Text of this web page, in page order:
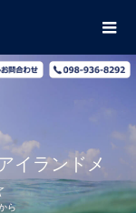
ランドメ
ら